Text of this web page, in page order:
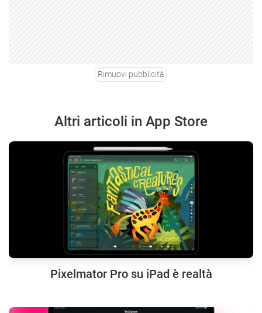
Rimuovi pubblicità
Altri articoli in App Store
Pixelmator Pro su iPad è realtà